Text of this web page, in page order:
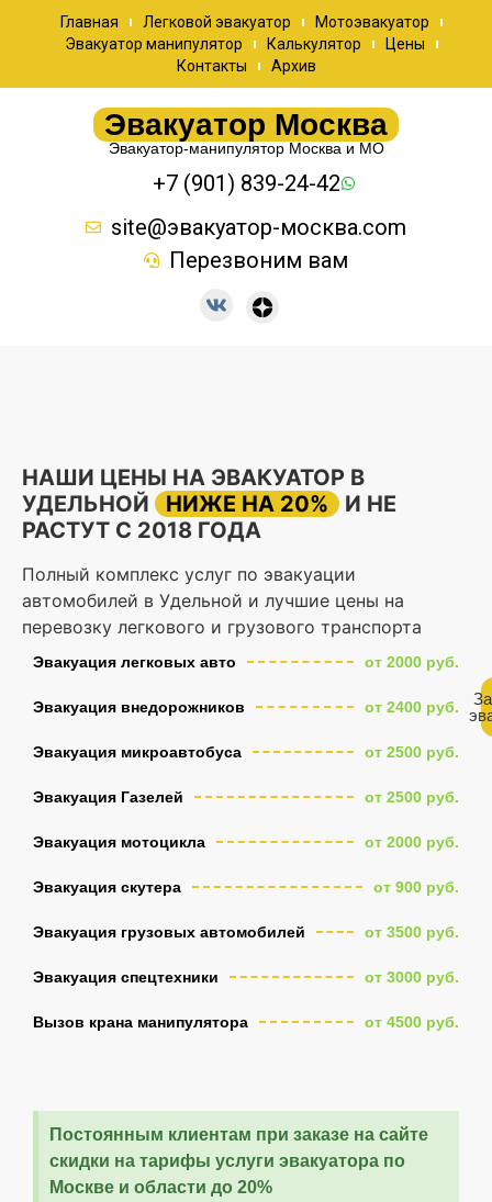
Главная Легковой эвакуатор
Мотоэвакуатор
Эвакуатор манипулятор
Калькулятор
Цены
Контакты
Архив
Эвакуатор Москва
Эвакуатор-манипулятор Москва и МО
+7 (901) 839-24-42
site@эвакуатор-москва.com
Перезвоним вам
НАШИ ЦЕНЫ НА ЭВАКУАТОР В
УДЕЛЬНОЙ
НИЖЕ НА 20%
И НЕ
РАСТУТ С 2018 ГОДА
Полный комплекс услуг по эвакуации
автомобилей в Удельной и лучшие цены на
перевозку легкового и грузового транспорта
Эвакуация легковых авто от 2000 руб.
Эвакуация внедорожников от 2400 руб.
Эвакуация микроавтобуса от 2500 руб.
Эвакуация Газелей от 2500 руб.
Эвакуация мотоцикла от 2000 руб.
Эвакуация скутера от 900 руб.
Эвакуация грузовых автомобилей от 3500 руб.
Эвакуация спецтехники от 3000 руб.
Вызов крана манипулятора от 4500 руб.
Постоянным клиентам при заказе на сайте
скидки на тарифы услуги эвакуатора по
Москве и области до 20%